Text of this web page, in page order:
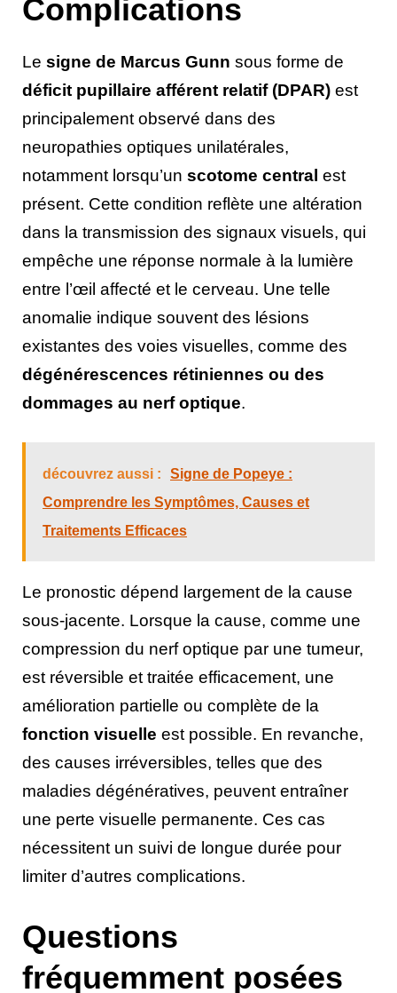
Complications
Le signe de Marcus Gunn sous forme de
déficit pupillaire afférent relatif (DPAR) est
principalement observé dans des
neuropathies optiques unilatérales,
notamment lorsqu’un scotome central est
présent. Cette condition reflète une altération
dans la transmission des signaux visuels, qui
empêche une réponse normale à la lumière
entre l’œil affecté et le cerveau. Une telle
anomalie indique souvent des lésions
existantes des voies visuelles, comme des
dégénérescences rétiniennes ou des
dommages au nerf optique.
découvrez aussi :
Signe de Popeye :
Comprendre les Symptômes, Causes et
Traitements Efficaces
Le pronostic dépend largement de la cause
sous-jacente. Lorsque la cause, comme une
compression du nerf optique par une tumeur,
est réversible et traitée efficacement, une
amélioration partielle ou complète de la
fonction visuelle est possible. En revanche,
des causes irréversibles, telles que des
maladies dégénératives, peuvent entraîner
une perte visuelle permanente. Ces cas
nécessitent un suivi de longue durée pour
limiter d’autres complications.
Questions
fréquemment posées